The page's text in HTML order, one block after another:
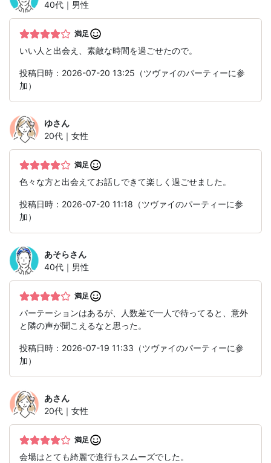
40代｜男性
満足
いい人と出会え、素敵な時間を過ごせたので。
投稿日時：2026-07-20 13:25（ツヴァイのパーティーに参
加）
ゆさん
20代｜女性
満足
色々な方と出会えてお話しできて楽しく過ごせました。
投稿日時：2026-07-20 11:18（ツヴァイのパーティーに参
加）
あそらさん
40代｜男性
満足
パーテーションはあるが、人数差で一人で待ってると、意外
と隣の声が聞こえるなと思った。
投稿日時：2026-07-19 11:33（ツヴァイのパーティーに参
加）
あさん
20代｜女性
満足
会場はとても綺麗で進行もスムーズでした。